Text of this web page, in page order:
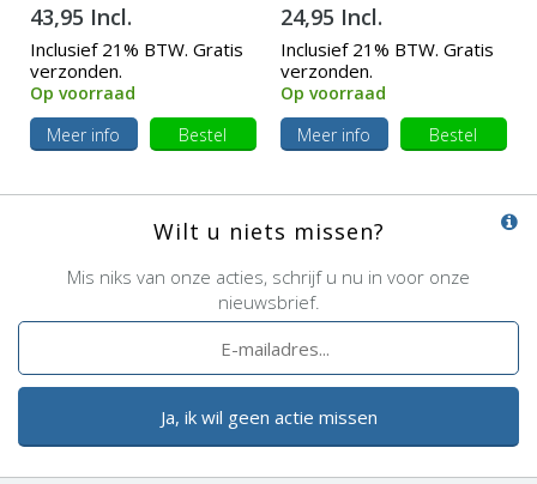
43,95 Incl.
Inclusief 21% BTW. Gratis
verzonden.
Op voorraad
Meer info
Bestel
24,95 Incl.
Inclusief 21% BTW. Gratis
verzonden.
Op voorraad
Meer info
Bestel
Wilt u niets missen?
Mis niks van onze acties, schrijf u nu in voor onze
nieuwsbrief.
Ja, ik wil geen actie missen